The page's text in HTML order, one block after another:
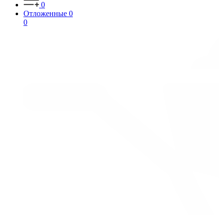
0
Отложенные 0
0